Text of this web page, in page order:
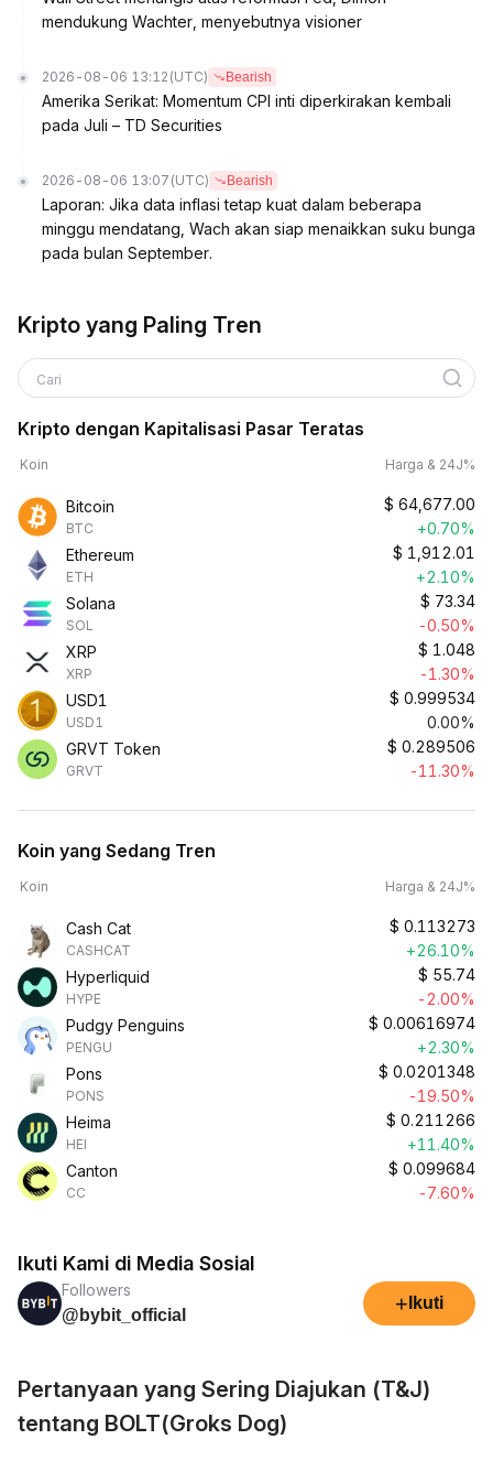
mendukung Wachter, menyebutnya visioner
2026-08-06 13:12 (UTC) Bearish
Amerika Serikat: Momentum CPI inti diperkirakan kembali
pada Juli – TD Securities
2026-08-06 13:07 (UTC) Bearish
Laporan: Jika data inflasi tetap kuat dalam beberapa
minggu mendatang, Wach akan siap menaikkan suku bunga
pada bulan September.
Kripto yang Paling Tren
Cari
Kripto dengan Kapitalisasi Pasar Teratas
Koin Harga & 24J%
Bitcoin
BTC
$ 64,677.00
+0.70%
Ethereum
ETH
$ 1,912.01
+2.10%
Solana
SOL
$ 73.34
-0.50%
XRP
XRP
$ 1.048
-1.30%
USD1
USD1
$ 0.999534
0.00%
GRVT Token
GRVT
$ 0.289506
-11.30%
Koin yang Sedang Tren
Koin Harga & 24J%
Cash Cat
CASHCAT
$ 0.113273
+26.10%
Hyperliquid
HYPE
$ 55.74
-2.00%
Pudgy Penguins
PENGU
$ 0.00616974
+2.30%
Pons
PONS
$ 0.0201348
-19.50%
Heima
HEI
$ 0.211266
+11.40%
Canton
CC
$ 0.099684
-7.60%
Ikuti Kami di Media Sosial
Followers
@bybit_official
+ Ikuti
Pertanyaan yang Sering Diajukan (T&J)
tentang BOLT(Groks Dog)